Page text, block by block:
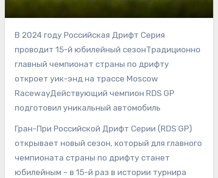
В 2024 году Российская Дрифт Серия
проводит 15-й юбилейный сезонТрадиционно
главный чемпионат страны по дрифту
откроет уик-энд на трассе Moscow
RacewayДействующий чемпион RDS GP
подготовил уникальный автомобиль
Гран-При Российской Дрифт Серии (RDS GP)
открывает новый сезон, который для главного
чемпионата страны по дрифту станет
юбилейным – в 15-й раз в истории турнира